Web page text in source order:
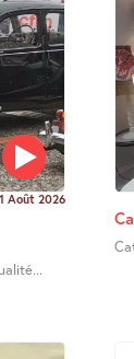
Août 2026